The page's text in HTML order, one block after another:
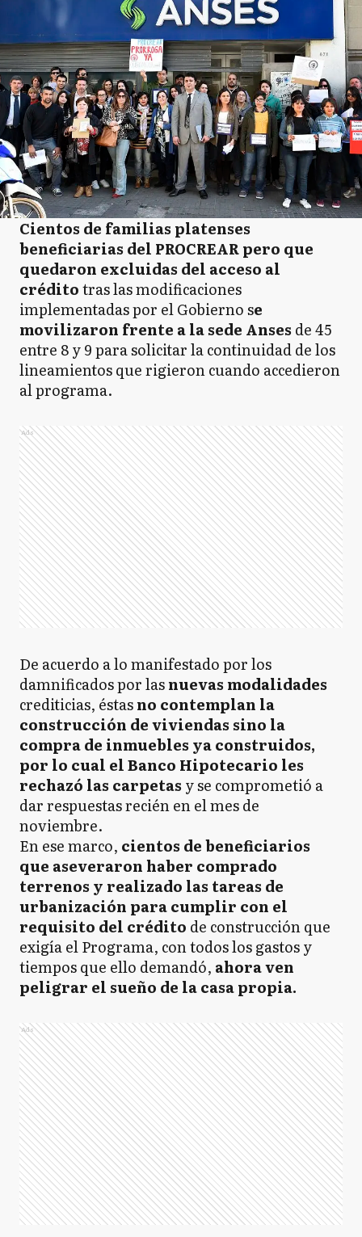
Cientos de familias platenses
beneficiarias del PROCREAR pero que
quedaron excluidas del acceso al
créditotras las modificaciones
implementadas por el Gobierno se
movilizaron frente a la sede Anses de 45
entre 8 y 9 para solicitar la continuidad de los
lineamientos que rigieron cuando accedieron
al programa.
Ads
De acuerdo a lo manifestado por los
damnificados por lasnuevas modalidades
crediticias, éstasno contemplan la
construcción de viviendas sino la
compra de inmuebles ya construidos,
por lo cual el Banco Hipotecario les
rechazó las carpetas y se comprometió a
dar respuestas recién en el mes de
noviembre.
En ese marco, cientos de beneficiarios
que aseveraron haber comprado
terrenos y realizado las tareas de
urbanización para cumplir con el
requisito del crédito de construcción que
exigía el Programa, con todos los gastos y
tiempos que ello demandó, ahora ven
peligrar el sueño de la casa propia.
Ads